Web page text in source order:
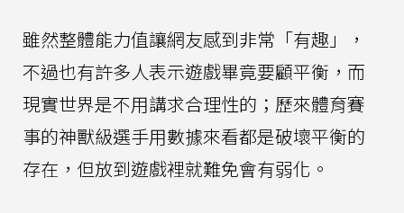
雖然整體能力值讓網友感到非常「有趣」，
不過也有許多人表示遊戲畢竟要顧平衡，而
現實世界是不用講求合理性的；歷來體育賽
事的神獸級選手用數據來看都是破壞平衡的
存在，但放到遊戲裡就難免會有弱化。